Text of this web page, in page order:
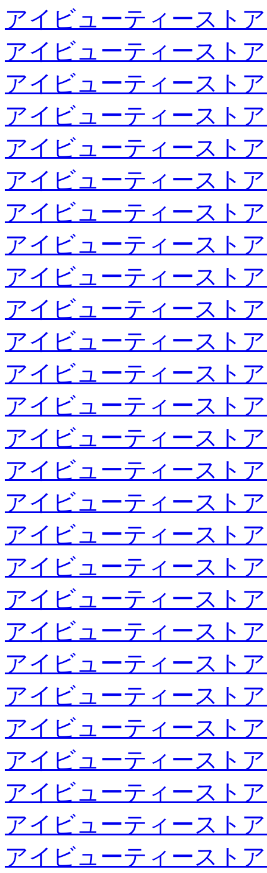
アイビューティースト
アイビューティースト
アイビューティースト
アイビューティースト
アイビューティースト
アイビューティースト
アイビューティースト
アイビューティースト
アイビューティースト
アイビューティースト
アイビューティースト
アイビューティースト
アイビューティースト
アイビューティースト
アイビューティースト
アイビューティースト
アイビューティースト
アイビューティースト
アイビューティースト
アイビューティースト
アイビューティースト
アイビューティースト
アイビューティースト
アイビューティースト
アイビューティースト
アイビューティースト
アイビューティースト